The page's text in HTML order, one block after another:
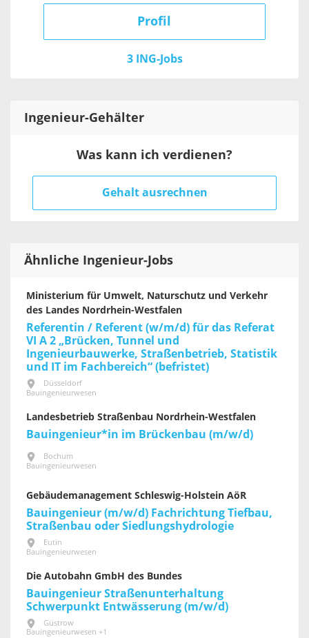
Profil
3 ING-Jobs
Ingenieur-Gehälter
Was kann ich verdienen?
Gehalt ausrechnen
Ähnliche Ingenieur-Jobs
Ministerium für Umwelt, Naturschutz und Verkehr
des Landes Nordrhein-Westfalen
Referentin / Referent (w/m/d) für das Referat
VI A 2 „Brücken, Tunnel und
Ingenieurbauwerke, Straßenbetrieb, Statistik
und IT im Fachbereich“ (befristet)
Düsseldorf
Bauingenieurwesen
Landesbetrieb Straßenbau Nordrhein-Westfalen
Bauingenieur*in im Brückenbau (m/w/d)
Bochum
Bauingenieurwesen
Gebäudemanagement Schleswig-Holstein AöR
Bauingenieur (m/w/d) Fachrichtung Tiefbau,
Straßenbau oder Siedlungshydrologie
Eutin
Bauingenieurwesen
Die Autobahn GmbH des Bundes
Bauingenieur Straßenunterhaltung
Schwerpunkt Entwässerung (m/w/d)
Güstrow
Bauingenieurwesen +1